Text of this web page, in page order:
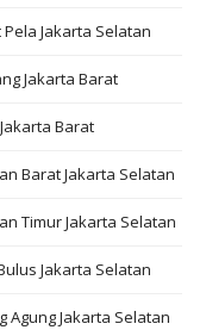
Jakarta Selatan
Jakarta Barat
Barat
Barat Jakarta Selatan
Timur Jakarta Selatan
Jakarta Selatan
Agung Jakarta Selatan